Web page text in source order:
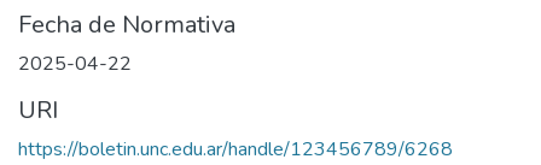
Fecha de Normativa
2025-04-22
URI
https://boletin.unc.edu.ar/handle/123456789/6268